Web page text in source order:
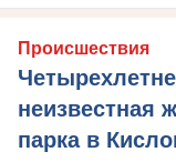
Происшествия
неизвестная
парка в